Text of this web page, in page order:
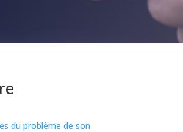
du problème de son